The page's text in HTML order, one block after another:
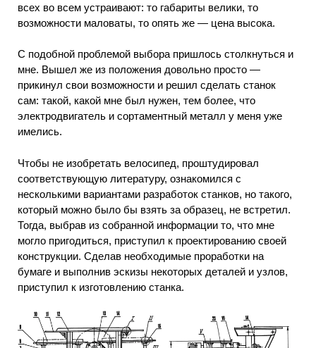
всех во всем устраивают: то габариты велики, то
возможности маловаты, то опять же — цена высока.
С подобной проблемой выбора пришлось столкнуться и
мне. Вышел же из положения довольно просто —
прикинул свои возможности и решил сделать станок
сам: такой, какой мне был нужен, тем более, что
электродвигатель и сортаментный металл у меня уже
имелись.
Чтобы не изобретать велосипед, проштудировал
соответствующую литературу, ознакомился с
несколькими вариантами разработок станков, но такого,
который можно было бы взять за образец, не встретил.
Тогда, выбрав из собранной информации то, что мне
могло пригодиться, приступил к проектированию своей
конструкции. Сделав необходимые проработки на
бумаге и выполнив эскизы некоторых деталей и узлов,
приступил к изготовлению станка.